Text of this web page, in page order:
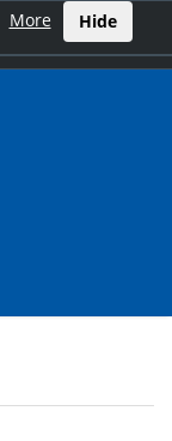
More Hide